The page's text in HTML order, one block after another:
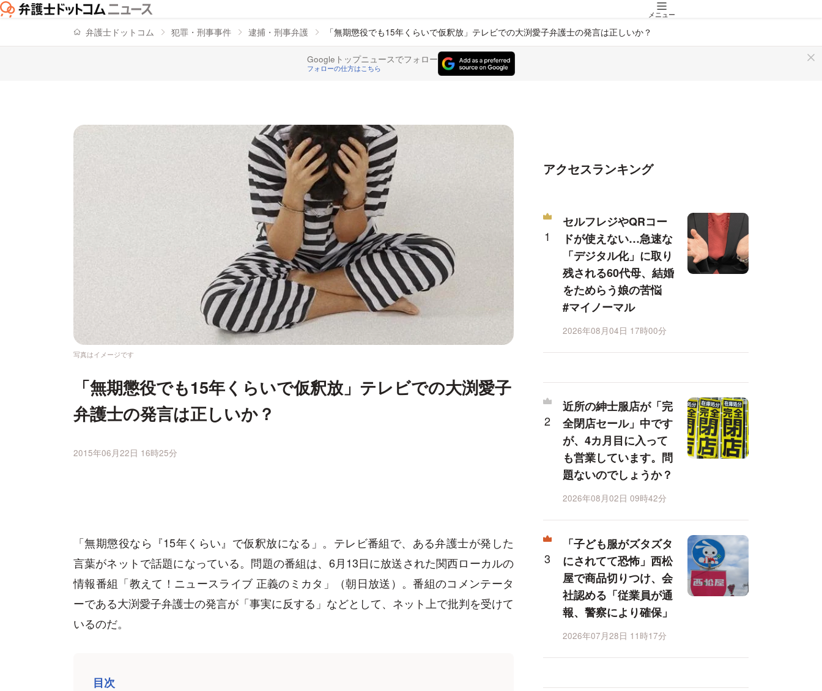
メニュー
弁護士ドットコム 犯罪・刑事事件 逮捕・刑事弁護 「無期懲役でも15年くらいで仮釈放」テレビでの大渕愛子弁護士の発言は正しいか？
Googleトップニュースでフォロー
フォローの仕方はこちら
写真はイメージです
「無期懲役でも15年くらいで仮釈放」テレビでの大渕愛子
弁護士の発言は正しいか？
2015年06月22日 16時25分
「無期懲役なら『15年くらい』で仮釈放になる」。テレビ番組で、ある弁護士が発した
言葉がネットで話題になっている。問題の番組は、6月13日に放送された関西ローカルの
情報番組「教えて！ニュースライブ 正義のミカタ」（朝日放送）。番組のコメンテータ
ーである大渕愛子弁護士の発言が「事実に反する」などとして、ネット上で批判を受けて
いるのだ。
目次
アクセスランキング
セルフレジやQRコー
ドが使えない…急速な
「デジタル化」に取り
残される60代母、結婚
をためらう娘の苦悩
#マイノーマル
2026年08月04日 17時00分
近所の紳士服店が「完
全閉店セール」中です
が、4カ月目に入って
も営業しています。問
題ないのでしょうか？
2026年08月02日 09時42分
「子ども服がズタズタ
にされてて恐怖」西松
屋で商品切りつけ、会
社認める「従業員が通
報、警察により確保」
2026年07月28日 11時17分